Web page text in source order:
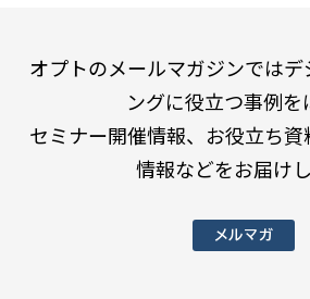
オプトのメールマガジンではデ
ングに役立つ事例を
セミナー開催情報、お役立ち
情報などをお届け
メルマガ